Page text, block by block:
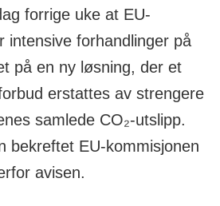
forrige uke at EU-
intensive forhandlinger på
på en ny løsning, der et
erstattes av strengere
samlede CO₂-utslipp.
bekreftet EU-kommisjonen
avisen.